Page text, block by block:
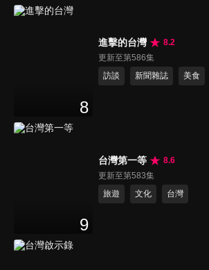
8
進擊的台灣
8.2
更新至第586集
訪談
新聞雜誌 美食
9
台灣第一等
8.6
更新至第583集
旅遊
文化 台灣